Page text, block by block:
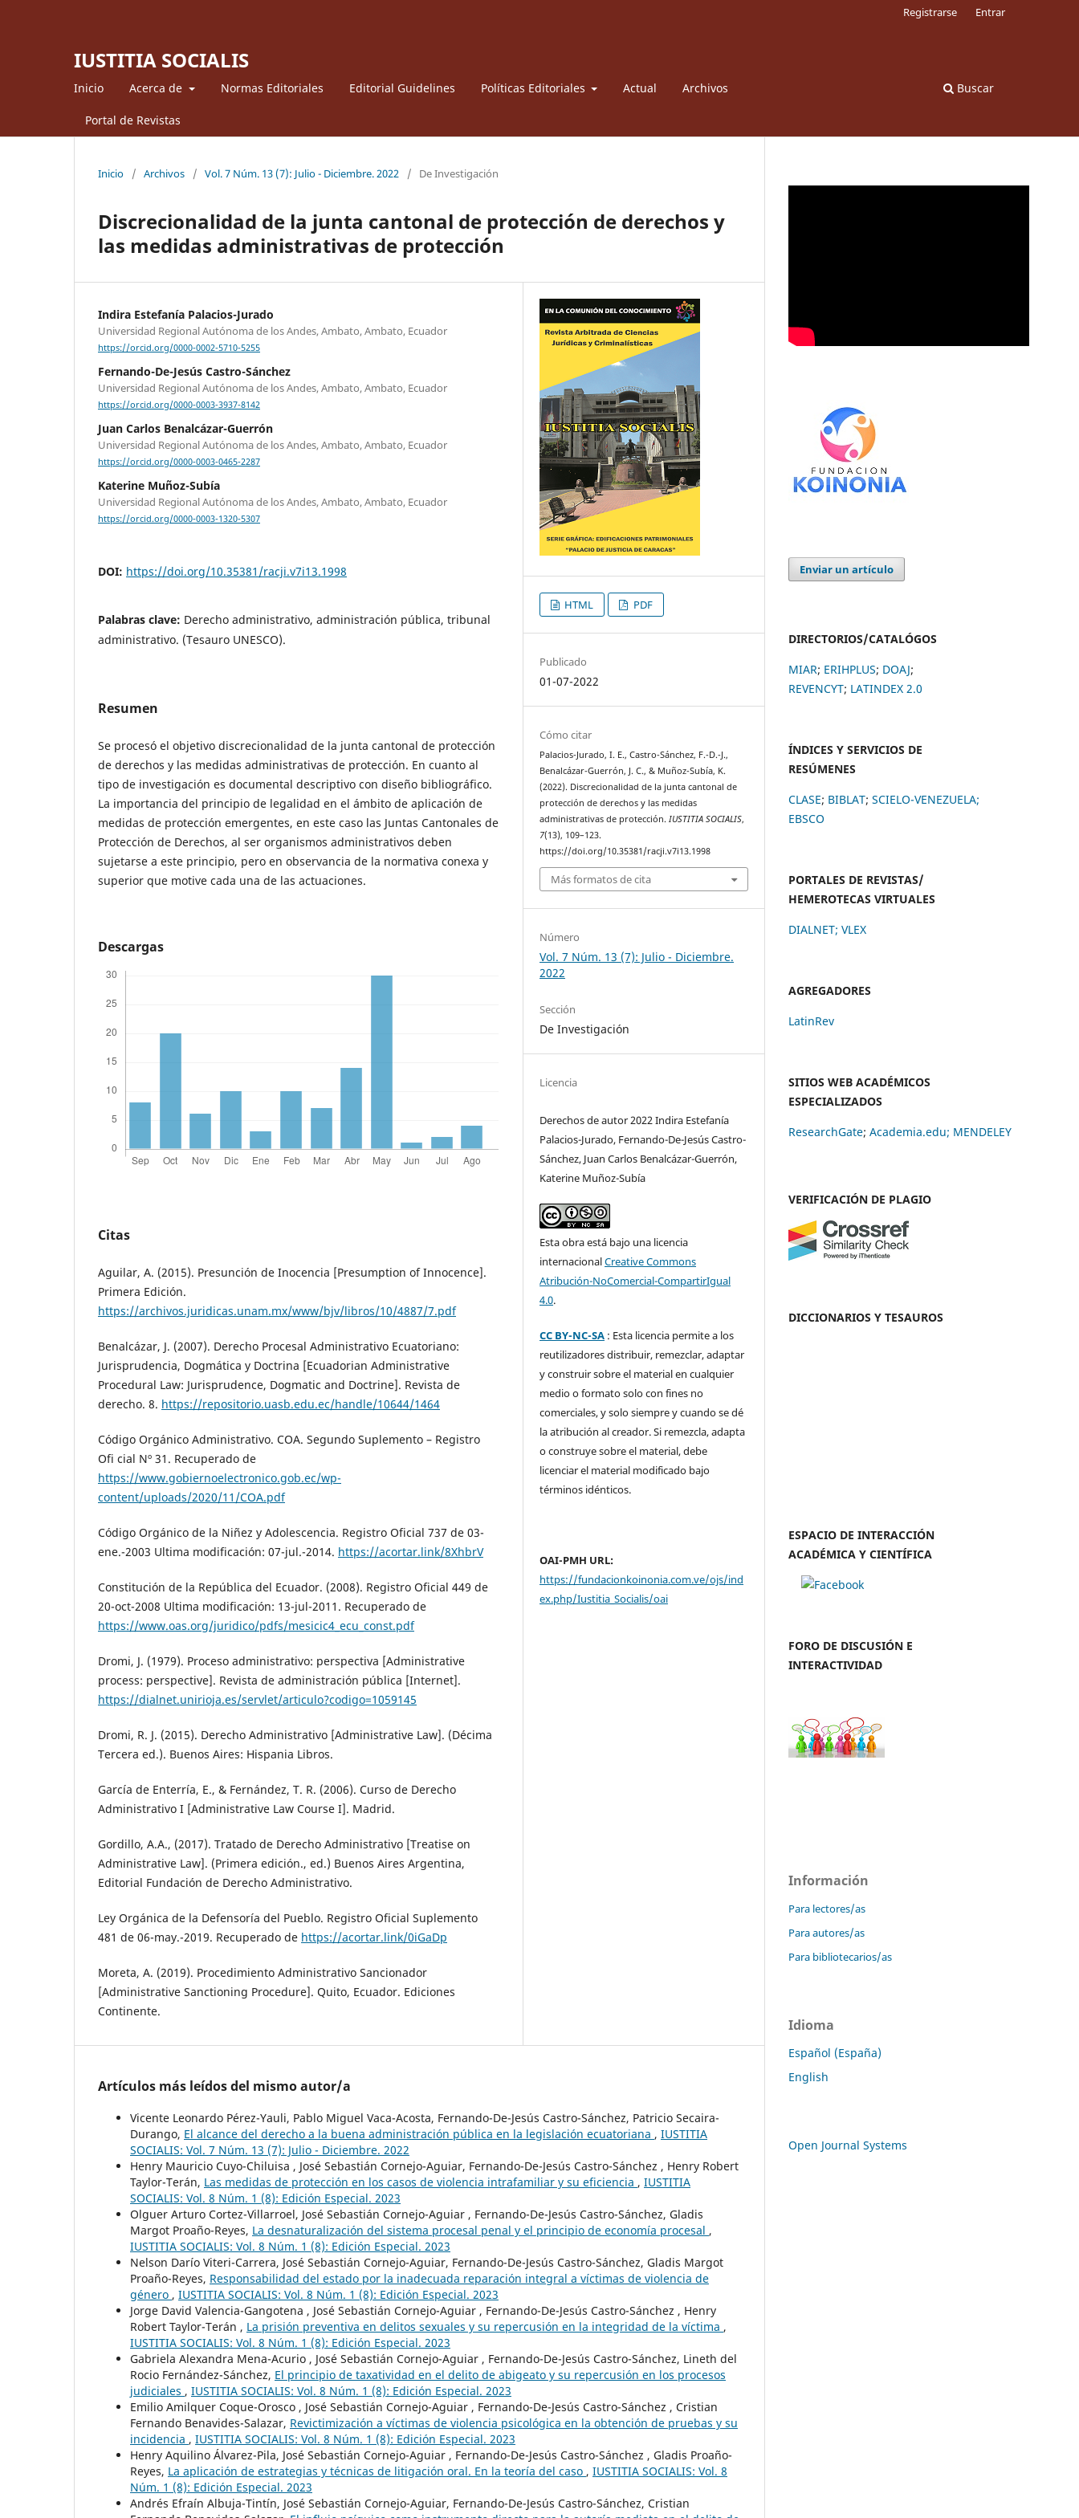
IUSTITIA SOCIALIS
Inicio Acerca de Normas Editoriales Editorial Guidelines Políticas Editoriales Actual Archivos
Portal de Revistas
Buscar
Registrarse Entrar
Inicio / Archivos / Vol. 7 Núm. 13 (7): Julio - Diciembre. 2022 / De Investigación
Discrecionalidad de la junta cantonal de protección de derechos y
las medidas administrativas de protección
Indira Estefanía Palacios-Jurado
Universidad Regional Autónoma de los Andes, Ambato, Ambato, Ecuador
https://orcid.org/0000-0002-5710-5255
Fernando-De-Jesús Castro-Sánchez
Universidad Regional Autónoma de los Andes, Ambato, Ambato, Ecuador
https://orcid.org/0000-0003-3937-8142
Juan Carlos Benalcázar-Guerrón
Universidad Regional Autónoma de los Andes, Ambato, Ambato, Ecuador
https://orcid.org/0000-0003-0465-2287
Katerine Muñoz-Subía
Universidad Regional Autónoma de los Andes, Ambato, Ambato, Ecuador
https://orcid.org/0000-0003-1320-5307
DOI: https://doi.org/10.35381/racji.v7i13.1998
Palabras clave: Derecho administrativo, administración pública, tribunal
administrativo. (Tesauro UNESCO).
Resumen
Se procesó el objetivo discrecionalidad de la junta cantonal de protección
de derechos y las medidas administrativas de protección. En cuanto al
tipo de investigación es documental descriptivo con diseño bibliográfico.
La importancia del principio de legalidad en el ámbito de aplicación de
medidas de protección emergentes, en este caso las Juntas Cantonales de
Protección de Derechos, al ser organismos administrativos deben
sujetarse a este principio, pero en observancia de la normativa conexa y
superior que motive cada una de las actuaciones.
Descargas
Citas
Aguilar, A. (2015). Presunción de Inocencia [Presumption of Innocence].
Primera Edición.
https://archivos.juridicas.unam.mx/www/bjv/libros/10/4887/7.pdf
Benalcázar, J. (2007). Derecho Procesal Administrativo Ecuatoriano:
Jurisprudencia, Dogmática y Doctrina [Ecuadorian Administrative
Procedural Law: Jurisprudence, Dogmatic and Doctrine]. Revista de
derecho. 8. https://repositorio.uasb.edu.ec/handle/10644/1464
Código Orgánico Administrativo. COA. Segundo Suplemento – Registro
Ofi cial Nº 31. Recuperado de
https://www.gobiernoelectronico.gob.ec/wp-
content/uploads/2020/11/COA.pdf
Código Orgánico de la Niñez y Adolescencia. Registro Oficial 737 de 03-
ene.-2003 Ultima modificación: 07-jul.-2014. https://acortar.link/8XhbrV
Constitución de la República del Ecuador. (2008). Registro Oficial 449 de
20-oct-2008 Ultima modificación: 13-jul-2011. Recuperado de
https://www.oas.org/juridico/pdfs/mesicic4_ecu_const.pdf
Dromi, J. (1979). Proceso administrativo: perspectiva [Administrative
process: perspective]. Revista de administración pública [Internet].
https://dialnet.unirioja.es/servlet/articulo?codigo=1059145
Dromi, R. J. (2015). Derecho Administrativo [Administrative Law]. (Décima
Tercera ed.). Buenos Aires: Hispania Libros.
García de Enterría, E., & Fernández, T. R. (2006). Curso de Derecho
Administrativo I [Administrative Law Course I]. Madrid.
Gordillo, A.A., (2017). Tratado de Derecho Administrativo [Treatise on
Administrative Law]. (Primera edición., ed.) Buenos Aires Argentina,
Editorial Fundación de Derecho Administrativo.
Ley Orgánica de la Defensoría del Pueblo. Registro Oficial Suplemento
481 de 06-may.-2019. Recuperado de https://acortar.link/0iGaDp
Moreta, A. (2019). Procedimiento Administrativo Sancionador
[Administrative Sanctioning Procedure]. Quito, Ecuador. Ediciones
Continente.
HTML PDF
Publicado
01-07-2022
Cómo citar
Palacios-Jurado, I. E., Castro-Sánchez, F.-D.-J.,
Benalcázar-Guerrón, J. C., & Muñoz-Subía, K.
(2022). Discrecionalidad de la junta cantonal de
protección de derechos y las medidas
administrativas de protección.IUSTITIA SOCIALIS,
7(13), 109–123.
https://doi.org/10.35381/racji.v7i13.1998
Más formatos de cita
Número
Vol. 7 Núm. 13 (7): Julio - Diciembre.
2022
Sección
De Investigación
Licencia
Derechos de autor 2022 Indira Estefanía
Palacios-Jurado, Fernando-De-Jesús Castro-
Sánchez, Juan Carlos Benalcázar-Guerrón,
Katerine Muñoz-Subía
Esta obra está bajo una licencia
internacionalCreative Commons
Atribución-NoComercial-CompartirIgual
4.0.
CC BY-NC-SA : Esta licencia permite a los
reutilizadores distribuir, remezclar, adaptar
y construir sobre el material en cualquier
medio o formato solo con fines no
comerciales, y solo siempre y cuando se dé
la atribución al creador. Si remezcla, adapta
o construye sobre el material, debe
licenciar el material modificado bajo
términos idénticos.
OAI-PMH URL:
https://fundacionkoinonia.com.ve/ojs/ind
ex.php/Iustitia_Socialis/oai
Artículos más leídos del mismo autor/a
Vicente Leonardo Pérez-Yauli, Pablo Miguel Vaca-Acosta, Fernando-De-Jesús Castro-Sánchez, Patricio Secaira-
Durango, El alcance del derecho a la buena administración pública en la legislación ecuatoriana , IUSTITIA
SOCIALIS: Vol. 7 Núm. 13 (7): Julio - Diciembre. 2022
Henry Mauricio Cuyo-Chiluisa , José Sebastián Cornejo-Aguiar, Fernando-De-Jesús Castro-Sánchez , Henry Robert
Taylor-Terán, Las medidas de protección en los casos de violencia intrafamiliar y su eficiencia , IUSTITIA
SOCIALIS: Vol. 8 Núm. 1 (8): Edición Especial. 2023
Olguer Arturo Cortez-Villarroel, José Sebastián Cornejo-Aguiar , Fernando-De-Jesús Castro-Sánchez, Gladis
Margot Proaño-Reyes, La desnaturalización del sistema procesal penal y el principio de economía procesal ,
IUSTITIA SOCIALIS: Vol. 8 Núm. 1 (8): Edición Especial. 2023
Nelson Darío Viteri-Carrera, José Sebastián Cornejo-Aguiar, Fernando-De-Jesús Castro-Sánchez, Gladis Margot
Proaño-Reyes, Responsabilidad del estado por la inadecuada reparación integral a víctimas de violencia de
género , IUSTITIA SOCIALIS: Vol. 8 Núm. 1 (8): Edición Especial. 2023
Jorge David Valencia-Gangotena , José Sebastián Cornejo-Aguiar , Fernando-De-Jesús Castro-Sánchez , Henry
Robert Taylor-Terán , La prisión preventiva en delitos sexuales y su repercusión en la integridad de la víctima ,
IUSTITIA SOCIALIS: Vol. 8 Núm. 1 (8): Edición Especial. 2023
Gabriela Alexandra Mena-Acurio , José Sebastián Cornejo-Aguiar , Fernando-De-Jesús Castro-Sánchez, Lineth del
Rocio Fernández-Sánchez, El principio de taxatividad en el delito de abigeato y su repercusión en los procesos
judiciales , IUSTITIA SOCIALIS: Vol. 8 Núm. 1 (8): Edición Especial. 2023
Emilio Amilquer Coque-Orosco , José Sebastián Cornejo-Aguiar , Fernando-De-Jesús Castro-Sánchez , Cristian
Fernando Benavides-Salazar, Revictimización a víctimas de violencia psicológica en la obtención de pruebas y su
incidencia , IUSTITIA SOCIALIS: Vol. 8 Núm. 1 (8): Edición Especial. 2023
Henry Aquilino Álvarez-Pila, José Sebastián Cornejo-Aguiar , Fernando-De-Jesús Castro-Sánchez , Gladis Proaño-
Reyes, La aplicación de estrategias y técnicas de litigación oral. En la teoría del caso , IUSTITIA SOCIALIS: Vol. 8
Núm. 1 (8): Edición Especial. 2023
Andrés Efraín Albuja-Tintín, José Sebastián Cornejo-Aguiar, Fernando-De-Jesús Castro-Sánchez, Cristian
Enviar un artículo
DIRECTORIOS/CATALÓGOS
MIAR; ERIHPLUS; DOAJ;
REVENCYT; LATINDEX 2.0
ÍNDICES Y SERVICIOS DE
RESÚMENES
CLASE; BIBLAT; SCIELO-VENEZUELA;
EBSCO
PORTALES DE REVISTAS/
HEMEROTECAS VIRTUALES
DIALNET; VLEX
AGREGADORES
LatinRev
SITIOS WEB ACADÉMICOS
ESPECIALIZADOS
ResearchGate; Academia.edu; MENDELEY
VERIFICACIÓN DE PLAGIO
DICCIONARIOS Y TESAUROS
ESPACIO DE INTERACCIÓN
ACADÉMICA Y CIENTÍFICA
FORO DE DISCUSIÓN E
INTERACTIVIDAD
Información
Para lectores/as
Para autores/as
Para bibliotecarios/as
Idioma
Español (España)
English
Open Journal Systems